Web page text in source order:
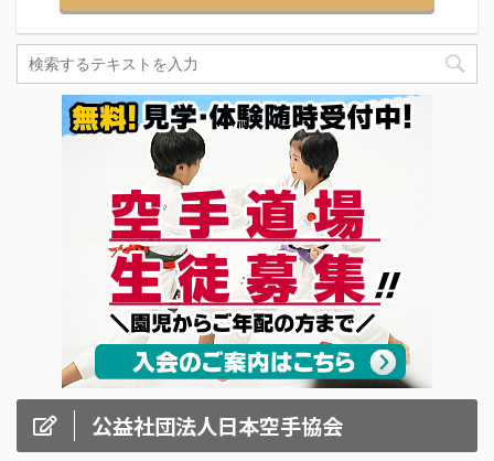
公益社団法人日本空手協会